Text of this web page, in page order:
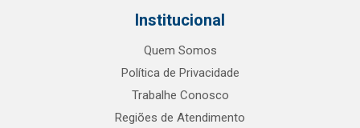
Institucional
Quem Somos
Política de Privacidade
Trabalhe Conosco
Regiões de Atendimento